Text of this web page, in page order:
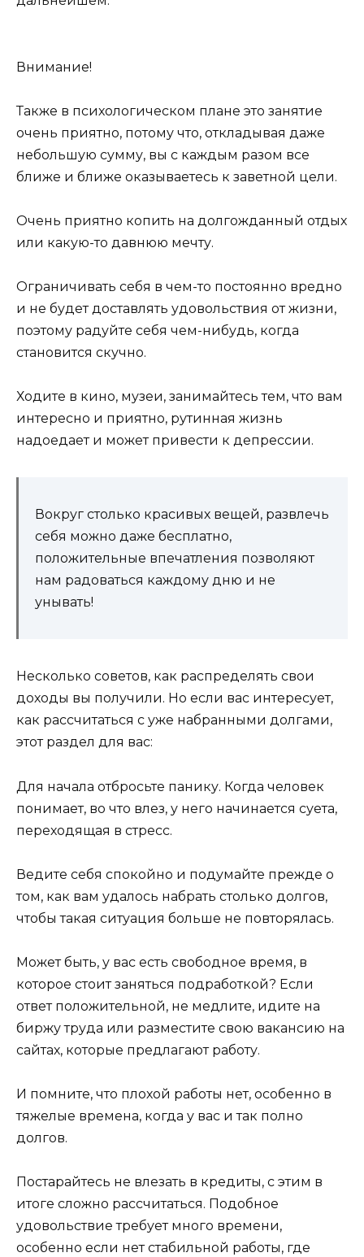
Внимание!
Также в психологическом плане это занятие
очень приятно, потому что, откладывая даже
небольшую сумму, вы с каждым разом все
ближе и ближе оказываетесь к заветной цели.
Очень приятно копить на долгожданный отдых
или какую-то давнюю мечту.
Ограничивать себя в чем-то постоянно вредно
и не будет доставлять удовольствия от жизни,
поэтому радуйте себя чем-нибудь, когда
становится скучно.
Ходите в кино, музеи, занимайтесь тем, что вам
интересно и приятно, рутинная жизнь
надоедает и может привести к депрессии.
Вокруг столько красивых вещей, развлечь
себя можно даже бесплатно,
положительные впечатления позволяют
нам радоваться каждому дню и не
унывать!
Несколько советов, как распределять свои
доходы вы получили. Но если вас интересует,
как рассчитаться с уже набранными долгами,
этот раздел для вас:
Для начала отбросьте панику. Когда человек
понимает, во что влез, у него начинается суета,
переходящая в стресс.
Ведите себя спокойно и подумайте прежде о
том, как вам удалось набрать столько долгов,
чтобы такая ситуация больше не повторялась.
Может быть, у вас есть свободное время, в
которое стоит заняться подработкой? Если
ответ положительной, не медлите, идите на
биржу труда или разместите свою вакансию на
сайтах, которые предлагают работу.
И помните, что плохой работы нет, особенно в
тяжелые времена, когда у вас и так полно
долгов.
Постарайтесь не влезать в кредиты, с этим в
итоге сложно рассчитаться. Подобное
удовольствие требует много времени,
особенно если нет стабильной работы, где